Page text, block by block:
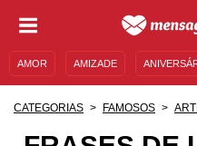
AMOR AMIZADE
CATEGORIAS FAMOSOS